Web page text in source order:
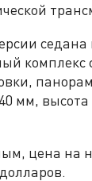
мм,
цена на